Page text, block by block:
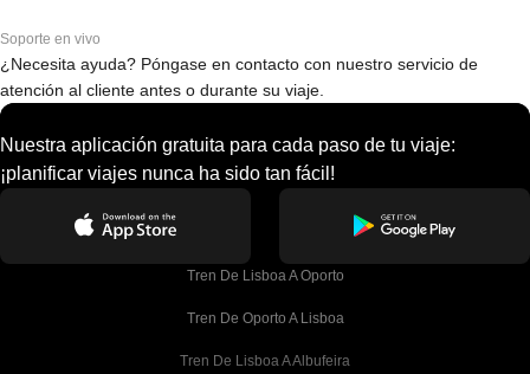
Soporte en vivo
¿Necesita ayuda? Póngase en contacto con nuestro servicio de
atención al cliente antes o durante su viaje.
Nuestra aplicación gratuita para cada paso de tu viaje:
¡planificar viajes nunca ha sido tan fácil!
Tren De Lisboa A Oporto
Tren De Oporto A Lisboa
Tren De Lisboa A Albufeira